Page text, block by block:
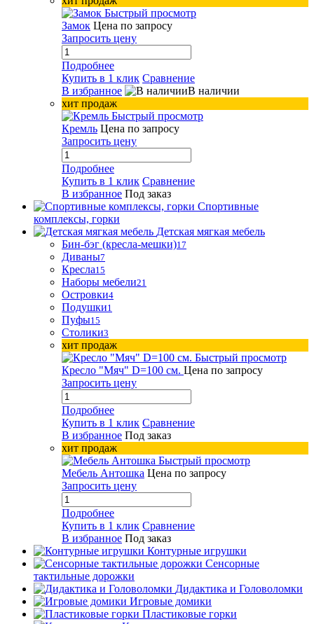
Быстрый просмотр
Замок Цена по запросу
Запросить цену
Подробнее
Купить в 1 клик Сравнение
В избранное
В наличии
хит продаж
Быстрый просмотр
Кремль Цена по запросу
Запросить цену
Подробнее
Купить в 1 клик Сравнение
В избранное Под заказ
Спортивные
комплексы, горки
Детская мягкая мебель
Бин-бэг (кресла-мешки)17
Диваны7
Кресла15
Наборы мебели21
Островки4
Подушки1
Пуфы15
Столики3
хит продаж
Быстрый просмотр
Кресло "Мяч" D=100 см. Цена по запросу
Запросить цену
Подробнее
Купить в 1 клик Сравнение
В избранное Под заказ
хит продаж
Быстрый просмотр
Мебель Антошка Цена по запросу
Запросить цену
Подробнее
Купить в 1 клик Сравнение
В избранное Под заказ
Контурные игрушки
Сенсорные
тактильные дорожки
Дидактика и Головоломки
Игровые домики
Пластиковые горки